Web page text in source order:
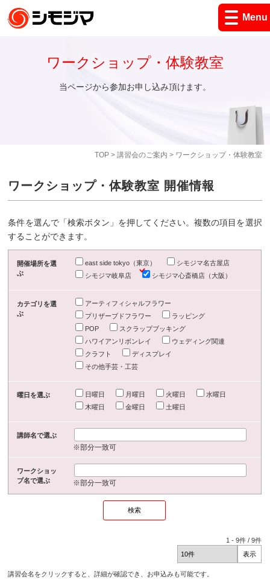
Menu
TOP> 講習会のご案内 > ワークショップ・体験教室
ワークショップ・体験教室
当ページから参加お申し込み頂けます。
ワークショップ・体験教室 開催情報
条件を選んで「検索ボタン」を押してください。複数の項目を選択
することができます。
開催場所を選
ぶ
east side tokyo（東京）
シモジマ名古屋店
シモジマ岐阜店
シモジマ心斎橋店（大阪）
カテゴリを選
ぶ
アーティフィシャルフラワー
プリザーブドフラワー
ラッピング
POP
スクラップブッキング
ハワイアンリボンレイ
ウェディング関連
クラフト
ディスプレイ
その他手芸・工芸
曜日を選ぶ 日曜日 月曜日 火曜日
水曜日
木曜日
金曜日 土曜日
講師名で選ぶ
※部分一致可
ワークショッ
プ名で選ぶ
※部分一致可
1 -9件 /9件
講習会名をクリックすると、詳細が確認でき、お申込みも可能です。